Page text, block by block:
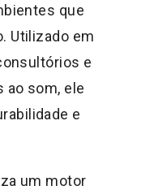
que
Utilizado em
e
som, ele
e
um motor